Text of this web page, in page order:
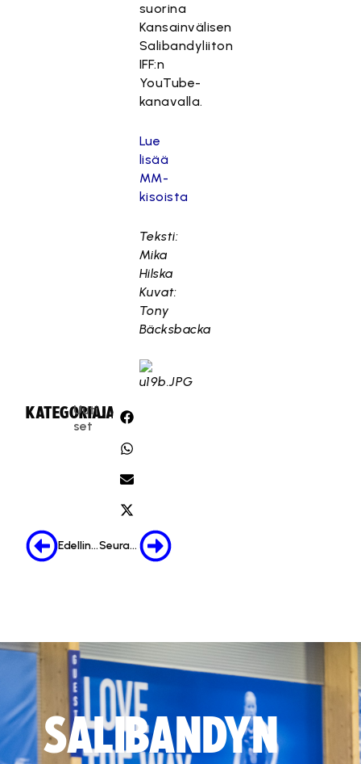
suorina
Kansainvälisen
Salibandyliiton
IFF:n
YouTube-
kanavalla.
Lue
lisää
MM-
kisoista
Teksti:
Mika
Hilska
Kuvat:
Tony
Bäcksbacka
KATEGORIA:
Uuti
set
JAA:
Edellinen Seuraava
SALIBANDYN